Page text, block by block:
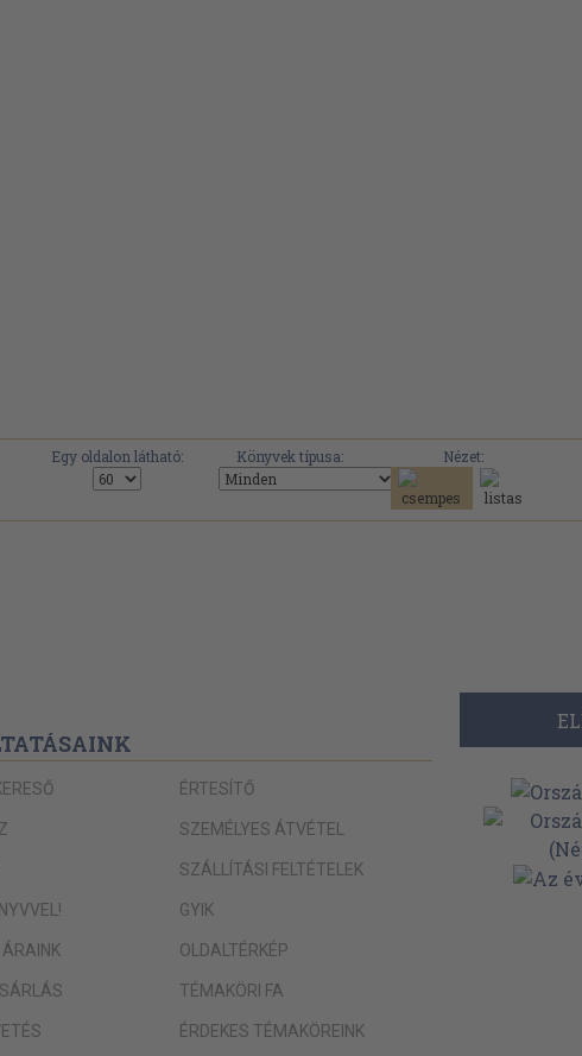
Egy oldalon látható: Könyvek típusa:
Nézet:
ÉRTESÍTŐ
SZEMÉLYES ÁTVÉTEL
SZÁLLÍTÁSI FELTÉTELEK
GYIK
OLDALTÉRKÉP
TÉMAKÖRI FA
ÉRDEKES TÉMAKÖREINK